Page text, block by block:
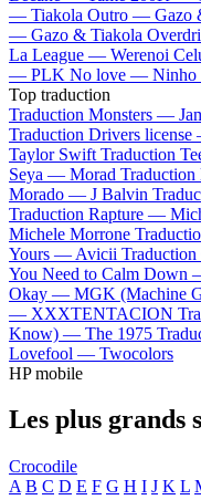
— Tiakola Outro — Gazo
— Gazo & Tiakola
La League — Werenoi
— PLK No love — Ninho
Top traduction
Traduction Monsters —
Traduction Drivers
Taylor Swift Traduction
Seya — Morad
Morado — J Balvin
Traduction Rapture —
Michele Morrone
Yours — Avicii
You Need to Calm Down
Okay — MGK (Machine
— XXXTENTACION
Know) — The 1975
Lovefool — Twocolors
HP mobile
Les plus grands
Crocodile
A B C D E F G H I J K L